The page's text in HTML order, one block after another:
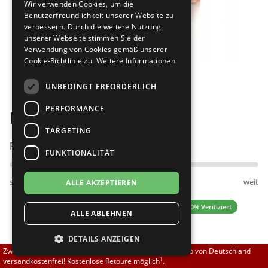
Brautschuhe
Sneaker
Übergrößen 43-44
Flexerinas
Merlet
Nueva Epoca
RayRose
Rummos
Rumpf
SoDanca
TopTanz
Bilder
Dance Art 217-506-379
Passt am besten bei Fußweite:
schmal normal weit
0.00 (0 Bewertungen) ✓ 100% Verifiziert
129,00 EUR
Zwischen 70,00 EUR und 800,00 EUR liefern wir innerhalb von Deutschland
versandkostenfrei! Kostenlose Retoure möglich1.
Wir verwenden Cookies, um die
Benutzerfreundlichkeit unserer Website zu
verbessern. Durch die weitere Nutzung
unserer Webseite stimmen Sie der
Verwendung von Cookies gemäß unserer
Cookie-Richtlinie zu. Weitere Informationen
UNBEDINGT ERFORDERLICH
PERFORMANCE
TARGETING
FUNKTIONALITÄT
ALLE AKZEPTIEREN
ALLE ABLEHNEN
DETAILS ANZEIGEN